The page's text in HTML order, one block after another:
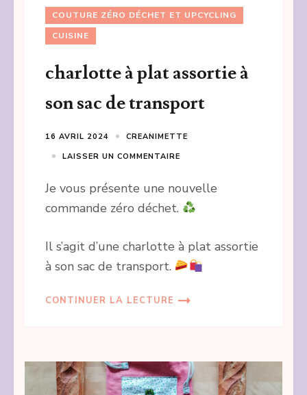
COUTURE ZÉRO DÉCHET ET UPCYCLING
CUISINE
charlotte à plat assortie à
son sac de transport
16 AVRIL 2024
CREANIMETTE
LAISSER UN COMMENTAIRE
Je vous présente une nouvelle
commande zéro déchet.
Il s’agit d’une charlotte à plat assortie
à son sac de transport.
CONTINUER LA LECTURE